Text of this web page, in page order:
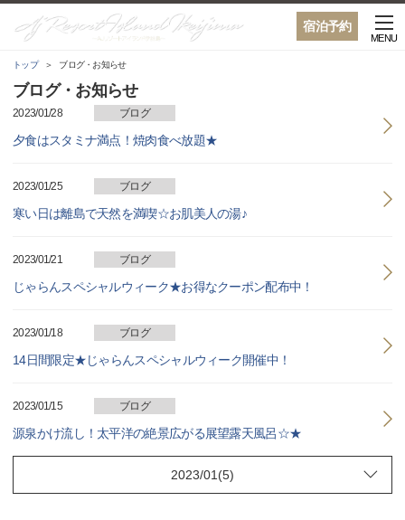
宿泊予約
MENU
トップ ブログ・お知らせ
ブログ・お知らせ
2023/01/28 ブログ
夕食はスタミナ満点！焼肉食べ放題★
2023/01/25 ブログ
寒い日は離島で天然を満喫☆お肌美人の湯♪
2023/01/21 ブログ
じゃらんスペシャルウィーク★お得なクーポン配布中！
2023/01/18 ブログ
14日間限定★じゃらんスペシャルウィーク開催中！
2023/01/15 ブログ
源泉かけ流し！太平洋の絶景広がる展望露天風呂☆★